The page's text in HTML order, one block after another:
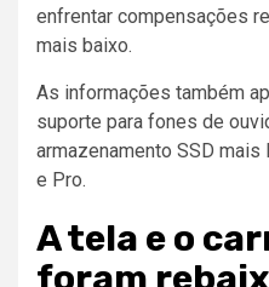
enfrentar compensações
mais baixo.
As informações também
suporte para fones de
armazenamento SSD
e Pro.
A tela e o
foram